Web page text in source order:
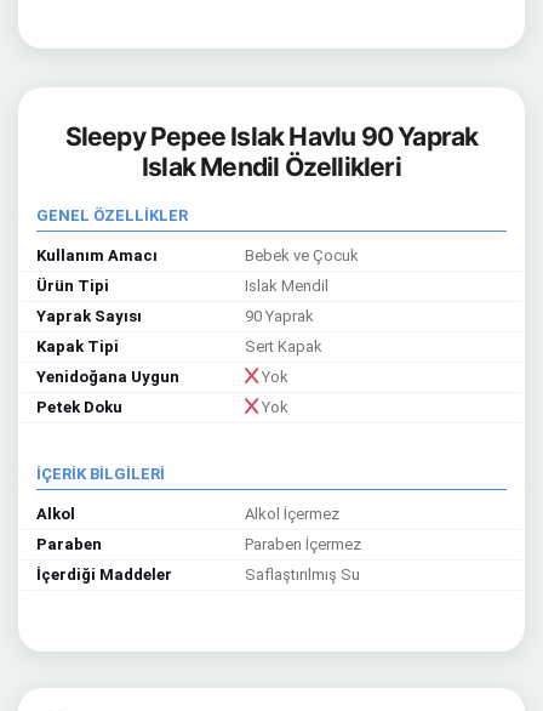
Sleepy Pepee Islak Havlu 90 Yaprak
Islak Mendil Özellikleri
GENEL ÖZELLİKLER
Kullanım Amacı
Bebek ve Çocuk
Ürün Tipi
Islak Mendil
Yaprak Sayısı
90 Yaprak
Kapak Tipi
Sert Kapak
Yenidoğana Uygun
Yok
Petek Doku
Yok
İÇERİK BİLGİLERİ
Alkol
Alkol İçermez
Paraben
Paraben İçermez
İçerdiği Maddeler
Saflaştırılmış Su